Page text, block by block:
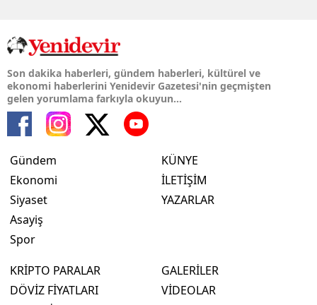
Son dakika haberleri, gündem haberleri, kültürel ve
ekonomi haberlerini Yenidevir Gazetesi'nin geçmişten
gelen yorumlama farkıyla okuyun...
Gündem
Ekonomi
Siyaset
Asayiş
Spor
KÜNYE
İLETİŞİM
YAZARLAR
KRİPTO PARALAR
DÖVİZ FİYATLARI
GALERİLER
VİDEOLAR